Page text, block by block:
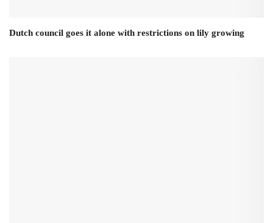
Dutch council goes it alone with restrictions on lily growing